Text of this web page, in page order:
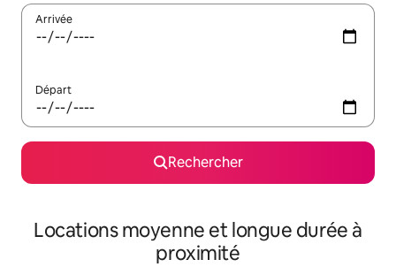
Arrivée
Départ
Rechercher
Locations moyenne et longue durée à
proximité